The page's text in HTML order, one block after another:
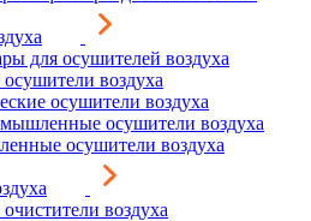
для осушителей воздуха
воздуха
осушители воздуха
осушители воздуха
осушители воздуха
воздуха